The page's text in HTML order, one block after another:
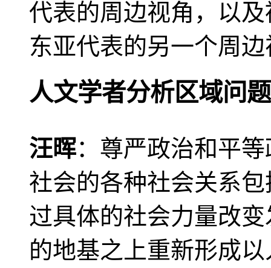
代表的周边视角，以
东亚代表的另一个周
人文学者分析区域问题
汪晖：尊严政治和平
社会的各种社会关系
过具体的社会力量改
的地基之上重新形成